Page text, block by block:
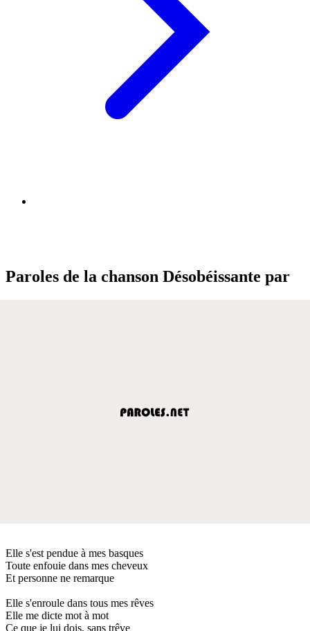
Paroles de la chanson Désobéissante par
Elle s'est pendue à mes basques
Toute enfouie dans mes cheveux
Et personne ne remarque
Elle s'enroule dans tous mes rêves
Elle me dicte mot à mot
Ce que je lui dois, sans trêve